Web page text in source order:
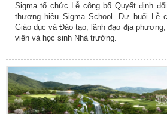
Sigma tổ chức Lễ công bố Quyết định
thương hiệu Sigma School. Dự buổi Lễ
Giáo dục và Đào tạo; lãnh đạo địa
viên và học sinh Nhà trường.